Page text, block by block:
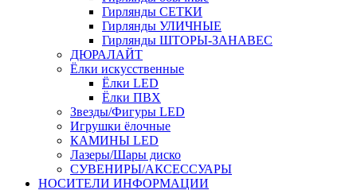
Гирлянды СЕТКИ
Гирлянды УЛИЧНЫЕ
Гирлянды ШТОРЫ-ЗАНАВЕС
ДЮРАЛАЙТ
Ёлки искусственные
Ёлки LED
Ёлки ПВХ
Звезды/Фигуры LED
Игрушки ёлочные
КАМИНЫ LED
Лазеры/Шары диско
СУВЕНИРЫ/АКСЕССУАРЫ
НОСИТЕЛИ ИНФОРМАЦИИ